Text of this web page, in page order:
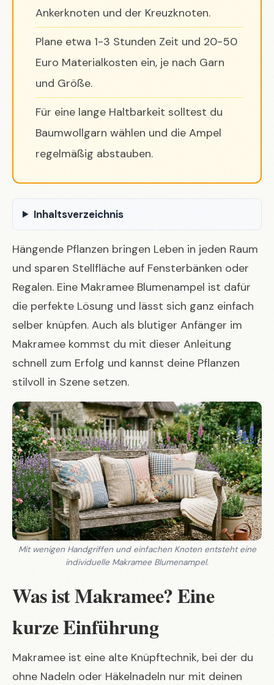
Ankerknoten und der Kreuzknoten.
Plane etwa 1-3 Stunden Zeit und 20-50
Euro Materialkosten ein, je nach Garn
und Größe.
Für eine lange Haltbarkeit solltest du
Baumwollgarn wählen und die Ampel
regelmäßig abstauben.
Inhaltsverzeichnis
Hängende Pflanzen bringen Leben in jeden Raum
und sparen Stellfläche auf Fensterbänken oder
Regalen. Eine Makramee Blumenampel ist dafür
die perfekte Lösung und lässt sich ganz einfach
selber knüpfen. Auch als blutiger Anfänger im
Makramee kommst du mit dieser Anleitung
schnell zum Erfolg und kannst deine Pflanzen
stilvoll in Szene setzen.
Mit wenigen Handgriffen und einfachen Knoten entsteht eine
individuelle Makramee Blumenampel.
Was ist Makramee? Eine
kurze Einführung
Makramee ist eine alte Knüpftechnik, bei der du
ohne Nadeln oder Häkelnadeln nur mit deinen